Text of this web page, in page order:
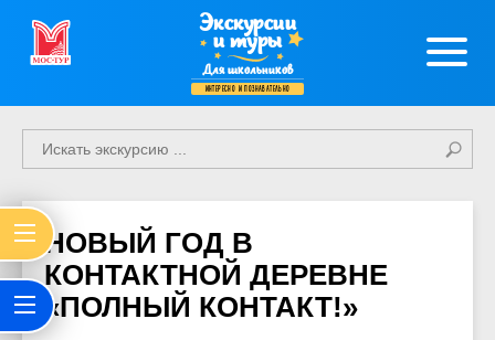
Экскурсии
и туры
Для школьников
интересно и познавательно
НОВЫЙ ГОД В
КОНТАКТНОЙ ДЕРЕВНЕ
«ПОЛНЫЙ КОНТАКТ!»